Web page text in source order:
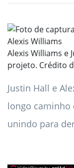
Alexis Williams e
projeto. Crédito
Justin Hall e
longo caminho
unindo para